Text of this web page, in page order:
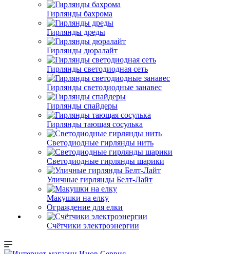
Гирлянды бахрома
Гирлянды дреды
Гирлянды дюралайт
Гирлянды светодиодная сеть
Гирлянды светодиодные занавес
Гирлянды спайдеры
Гирлянды тающая сосулька
Светодиодные гирлянды нить
Светодиодные гирлянды шарики
Уличные гирлянды Белт-Лайт
Макушки на елку
Ограждение для елки
Счётчики электроэнергии